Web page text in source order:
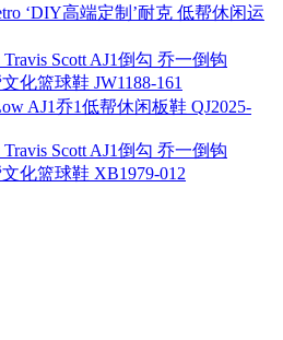
‘DIY高端定制’耐克 低帮休闲运
Scott AJ1倒勾 乔一倒钩
化篮球鞋 JW1188-161
AJ1乔1低帮休闲板鞋 QJ2025-
Scott AJ1倒勾 乔一倒钩
化篮球鞋 XB1979-012